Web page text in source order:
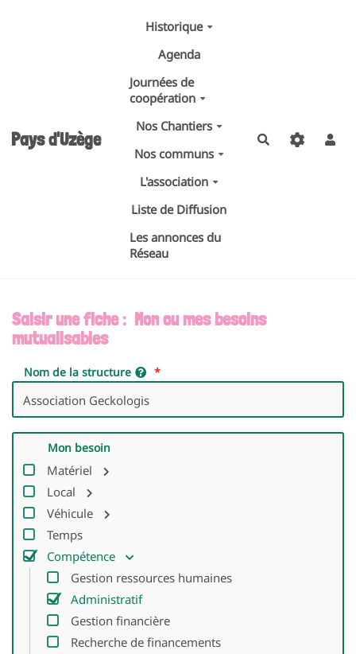
Aller au contenu principal
Pays d'Uzège
Historique
Agenda
Journées de
coopération
Nos Chantiers
Nos communs
L'association
Liste de Diffusion
Les annonces du
Réseau
Rechercher
Saisir une fiche : Mon ou mes besoins
mutualisables
Nom de la structure
Mon besoin
Matériel
Local
Véhicule
Temps
Compétence
Gestion ressources humaines
Administratif
Gestion financière
Recherche de financements